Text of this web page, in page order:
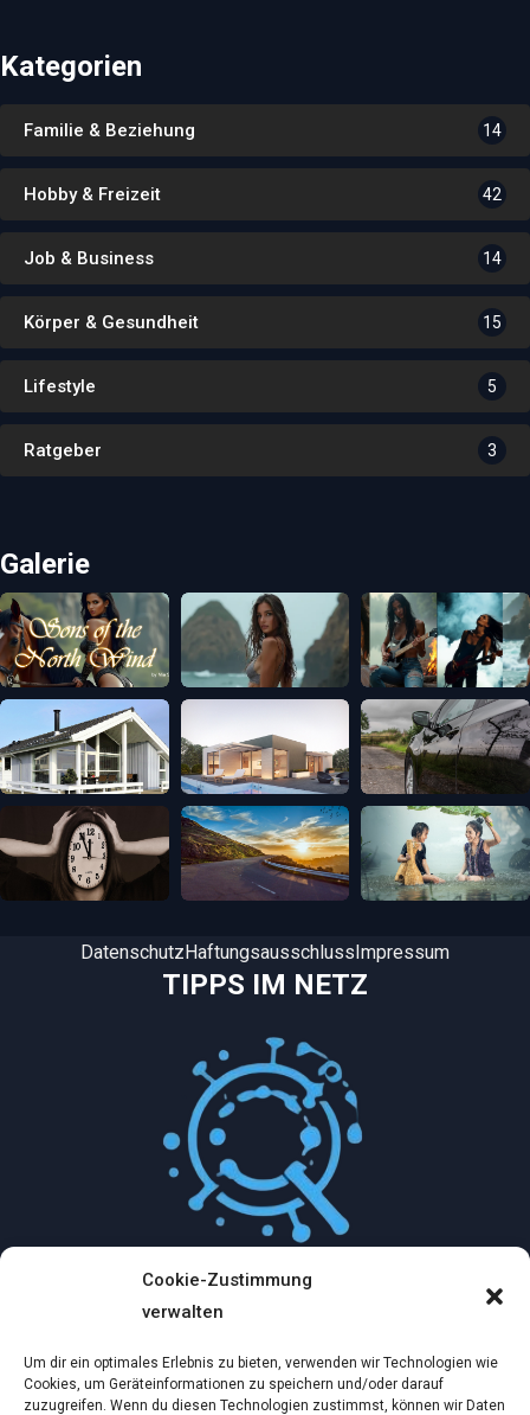
Cookie-Zustimmung
verwalten
Um dir ein optimales Erlebnis zu bieten, verwenden wir Technologien wie
Cookies, um Geräteinformationen zu speichern und/oder darauf
zuzugreifen. Wenn du diesen Technologien zustimmst, können wir Daten
Kategorien
Familie & Beziehung 14
Hobby & Freizeit 42
Job & Business 14
Körper & Gesundheit 15
Lifestyle 5
Ratgeber 3
Galerie
TIPPS IM NETZ
Datenschutz Haftungsausschluss Impressum
Mythologische Abenteuer in der Welt der
Dez. 2, 2024